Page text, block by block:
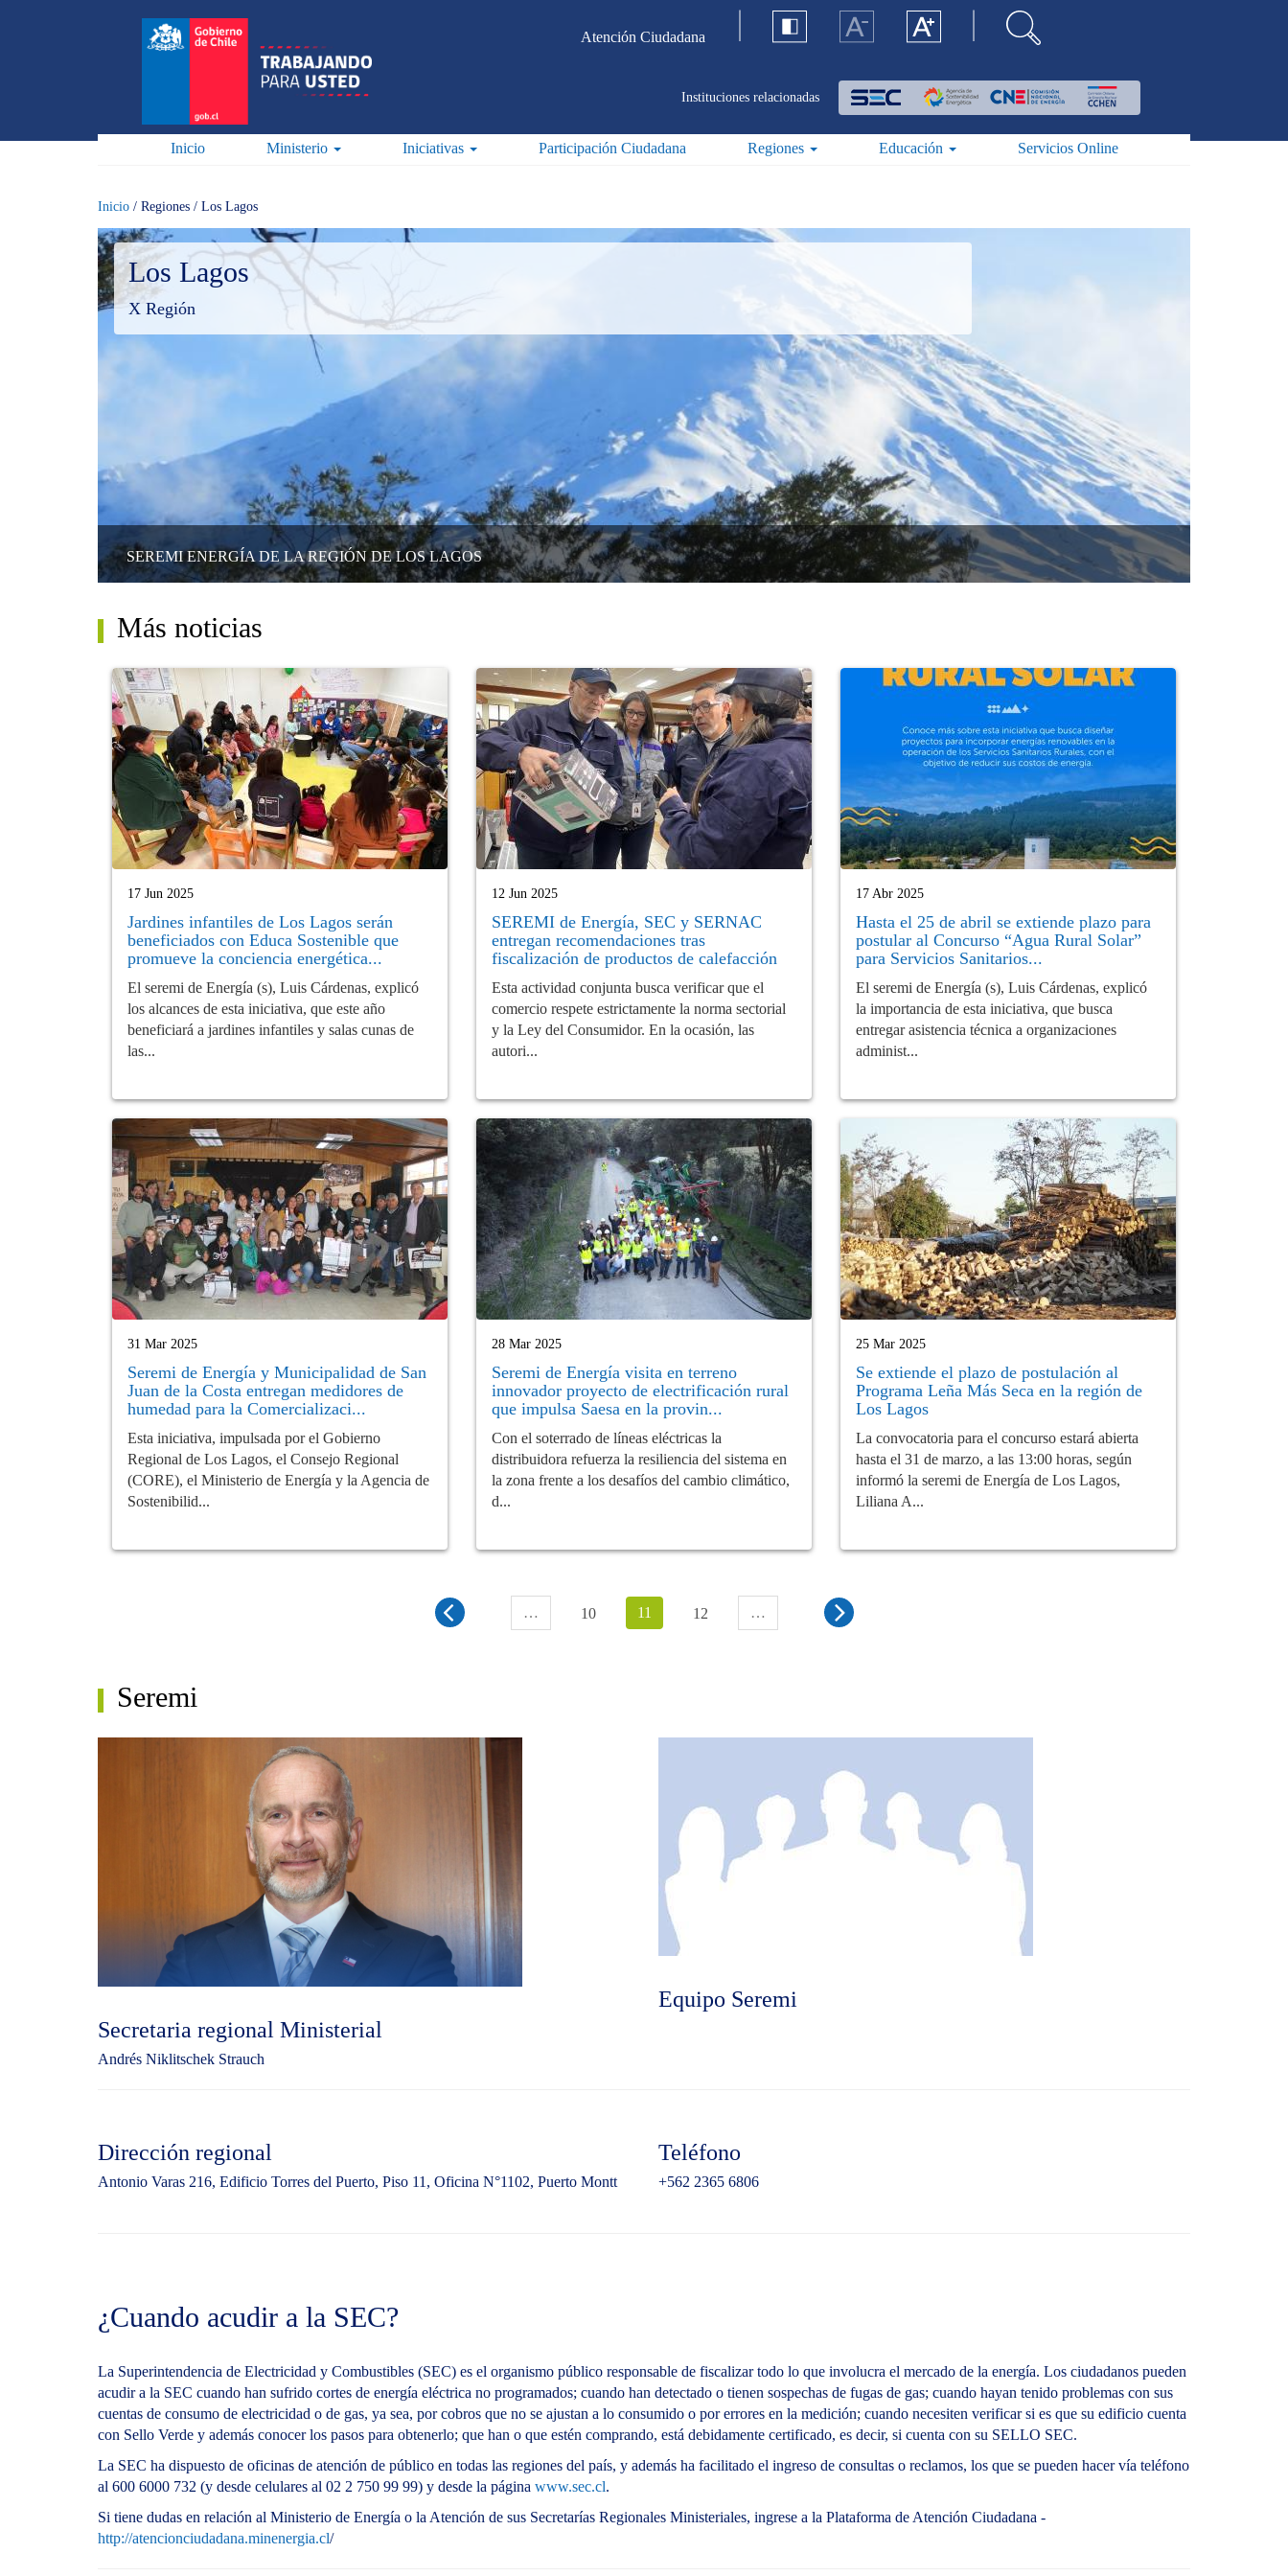
Atención Ciudadana
Instituciones relacionadas
Inicio Ministerio Iniciativas Participación Ciudadana Regiones Educación Servicios Online
Inicio / Regiones / Los Lagos
Los Lagos
X Región
SEREMI ENERGÍA DE LA REGIÓN DE LOS LAGOS
Más noticias
17 Jun 2025
Jardines infantiles de Los Lagos serán
beneficiados con Educa Sostenible que
promueve la conciencia energética...
El seremi de Energía (s), Luis Cárdenas, explicó
los alcances de esta iniciativa, que este año
beneficiará a jardines infantiles y salas cunas de
las...
12 Jun 2025
SEREMI de Energía, SEC y SERNAC
entregan recomendaciones tras
fiscalización de productos de calefacción
Esta actividad conjunta busca verificar que el
comercio respete estrictamente la norma sectorial
y la Ley del Consumidor. En la ocasión, las
autori...
17 Abr 2025
Hasta el 25 de abril se extiende plazo para
postular al Concurso “Agua Rural Solar”
para Servicios Sanitarios...
El seremi de Energía (s), Luis Cárdenas, explicó
la importancia de esta iniciativa, que busca
entregar asistencia técnica a organizaciones
administ...
31 Mar 2025
Seremi de Energía y Municipalidad de San
Juan de la Costa entregan medidores de
humedad para la Comercializaci...
Esta iniciativa, impulsada por el Gobierno
Regional de Los Lagos, el Consejo Regional
(CORE), el Ministerio de Energía y la Agencia de
Sostenibilid...
28 Mar 2025
Seremi de Energía visita en terreno
innovador proyecto de electrificación rural
que impulsa Saesa en la provin...
Con el soterrado de líneas eléctricas la
distribuidora refuerza la resiliencia del sistema en
la zona frente a los desafíos del cambio climático,
d...
25 Mar 2025
Se extiende el plazo de postulación al
Programa Leña Más Seca en la región de
Los Lagos
La convocatoria para el concurso estará abierta
hasta el 31 de marzo, a las 13:00 horas, según
informó la seremi de Energía de Los Lagos,
Liliana A...
… 10 11 12 …
Seremi
Secretaria regional Ministerial
Andrés Niklitschek Strauch
Equipo Seremi
Dirección regional
Antonio Varas 216, Edificio Torres del Puerto, Piso 11, Oficina N°1102, Puerto Montt
Teléfono
+562 2365 6806
¿Cuando acudir a la SEC?
La Superintendencia de Electricidad y Combustibles (SEC) es el organismo público responsable de fiscalizar todo lo que involucra el mercado de la energía. Los ciudadanos pueden
acudir a la SEC cuando han sufrido cortes de energía eléctrica no programados; cuando han detectado o tienen sospechas de fugas de gas; cuando hayan tenido problemas con sus
cuentas de consumo de electricidad o de gas, ya sea, por cobros que no se ajustan a lo consumido o por errores en la medición; cuando necesiten verificar si es que su edificio cuenta
con Sello Verde y además conocer los pasos para obtenerlo; que han o que estén comprando, está debidamente certificado, es decir, si cuenta con su SELLO SEC.
La SEC ha dispuesto de oficinas de atención de público en todas las regiones del país, y además ha facilitado el ingreso de consultas o reclamos, los que se pueden hacer vía teléfono
al 600 6000 732 (y desde celulares al 02 2 750 99 99) y desde la página www.sec.cl.
Si tiene dudas en relación al Ministerio de Energía o la Atención de sus Secretarías Regionales Ministeriales, ingrese a la Plataforma de Atención Ciudadana -
http://atencionciudadana.minenergia.cl/